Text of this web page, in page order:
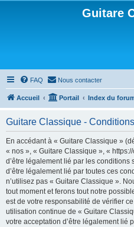
Guitare
FAQ Nous contacter
Accueil Portail Index du
Guitare Classique -
En accédant à « Guitare Classique »
« nos », « Guitare Classique », «
d’être légalement lié par les conditions
d’être légalement lié par toutes ces
n’utilisez pas « Guitare Classique ».
tout moment et ferons tout notre
est de votre responsabilité de vérifier
utilisation continue de « Guitare
votre acceptation d’être légalement lié